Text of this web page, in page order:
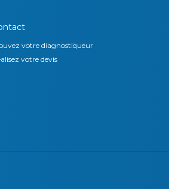
votre diagnostiqueur
votre devis